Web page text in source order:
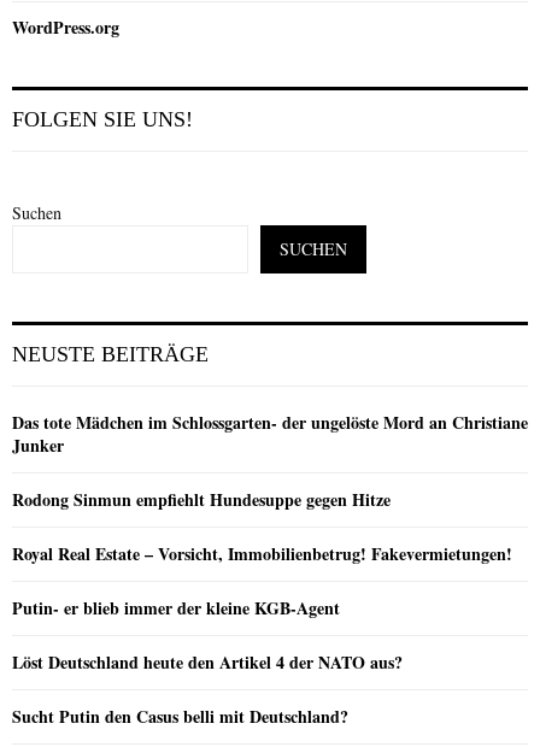
WordPress.org
FOLGEN SIE UNS!
Suchen
SUCHEN
NEUSTE BEITRÄGE
Das tote Mädchen im Schlossgarten- der ungelöste Mord an Christiane
Junker
Rodong Sinmun empfiehlt Hundesuppe gegen Hitze
Royal Real Estate – Vorsicht, Immobilienbetrug! Fakevermietungen!
Putin- er blieb immer der kleine KGB-Agent
Löst Deutschland heute den Artikel 4 der NATO aus?
Sucht Putin den Casus belli mit Deutschland?